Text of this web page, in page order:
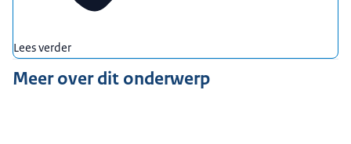
Lees verder
Meer over dit onderwerp